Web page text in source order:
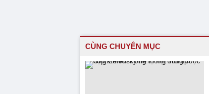
CÙNG CHUYÊN MỤC